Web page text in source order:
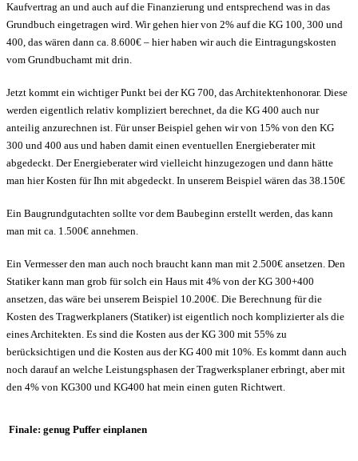
Kaufvertrag an und auch auf die Finanzierung und entsprechend was in das
Grundbuch eingetragen wird. Wir gehen hier von 2% auf die KG 100, 300 und
400, das wären dann ca. 8.600€ – hier haben wir auch die Eintragungskosten
vom Grundbuchamt mit drin.
Jetzt kommt ein wichtiger Punkt bei der KG 700, das Architektenhonorar. Diese
werden eigentlich relativ kompliziert berechnet, da die KG 400 auch nur
anteilig anzurechnen ist. Für unser Beispiel gehen wir von 15% von den KG
300 und 400 aus und haben damit einen eventuellen Energieberater mit
abgedeckt. Der Energieberater wird vielleicht hinzugezogen und dann hätte
man hier Kosten für Ihn mit abgedeckt. In unserem Beispiel wären das 38.150€
Ein Baugrundgutachten sollte vor dem Baubeginn erstellt werden, das kann
man mit ca. 1.500€ annehmen.
Ein Vermesser den man auch noch braucht kann man mit 2.500€ ansetzen. Den
Statiker kann man grob für solch ein Haus mit 4% von der KG 300+400
ansetzen, das wäre bei unserem Beispiel 10.200€. Die Berechnung für die
Kosten des Tragwerkplaners (Statiker) ist eigentlich noch komplizierter als die
eines Architekten. Es sind die Kosten aus der KG 300 mit 55% zu
berücksichtigen und die Kosten aus der KG 400 mit 10%. Es kommt dann auch
noch darauf an welche Leistungsphasen der Tragwerksplaner erbringt, aber mit
den 4% von KG300 und KG400 hat mein einen guten Richtwert.
Finale: genug Puffer einplanen